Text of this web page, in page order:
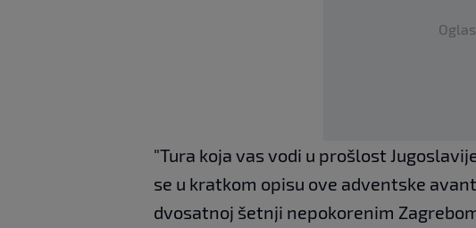
Oglas
"Tura koja vas vodi u prošlost
se u kratkom opisu ove adventske
dvosatnoj šetnji nepokorenim